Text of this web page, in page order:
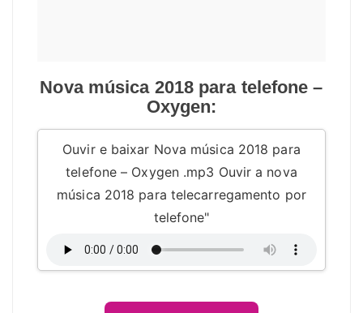
Nova música 2018 para telefone –
Oxygen:
Ouvir e baixar Nova música 2018 para
telefone – Oxygen .mp3 Ouvir a nova
música 2018 para telecarregamento por
telefone"